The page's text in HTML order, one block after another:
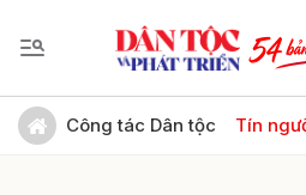
Công tác Dân tộc Tín
Gửi bình luận